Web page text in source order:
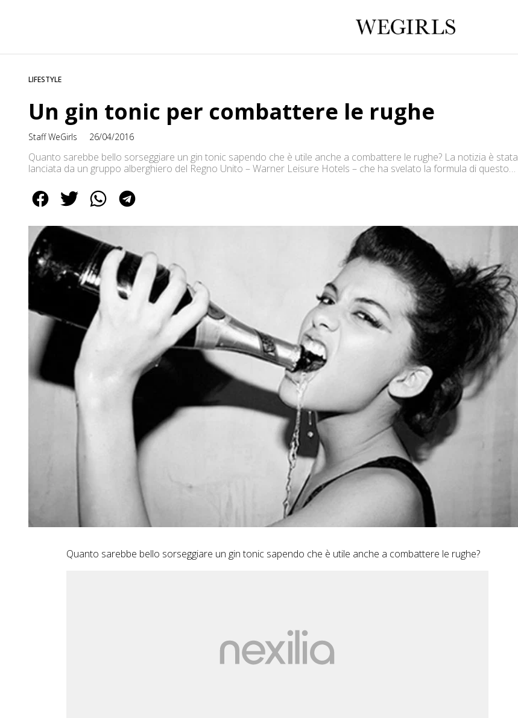
LIFESTYLE
Un gin tonic per combattere le rughe
Staff WeGirls 26/04/2016
Quanto sarebbe bello sorseggiare un gin tonic sapendo che è utile anche a combattere le rughe? La notizia è stata
lanciata da un gruppo alberghiero del Regno Unito – Warner Leisure Hotels – che ha svelato la formula di questo
come l’azione lenitiva e […]
Quanto sarebbe bello sorseggiare un gin tonic sapendo che è utile anche a combattere le rughe?